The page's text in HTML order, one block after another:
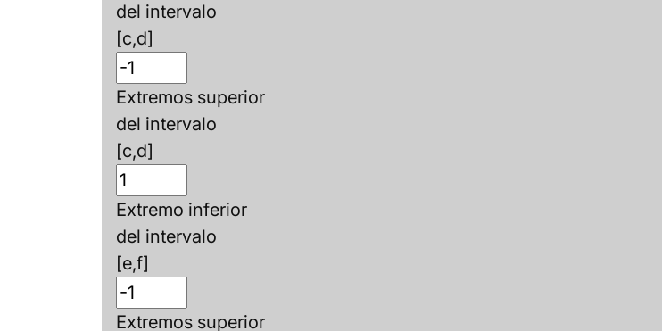
del intervalo
[c,d]
Extremos superior
del intervalo
[c,d]
Extremo inferior
del intervalo
[e,f]
Extremos superior